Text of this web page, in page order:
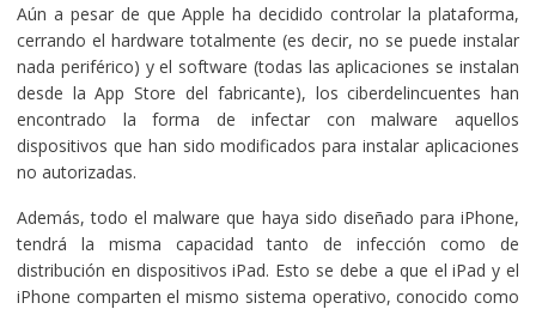
Aún a pesar de que Apple ha decidido controlar la plataforma,
cerrando el hardware totalmente (es decir, no se puede instalar
nada periférico) y el software (todas las aplicaciones se instalan
desde la App Store del fabricante), los ciberdelincuentes han
encontrado la forma de infectar con malware aquellos
dispositivos que han sido modificados para instalar aplicaciones
no autorizadas.
Además, todo el malware que haya sido diseñado para iPhone,
tendrá la misma capacidad tanto de infección como de
distribución en dispositivos iPad. Esto se debe a que el iPad y el
iPhone comparten el mismo sistema operativo, conocido como